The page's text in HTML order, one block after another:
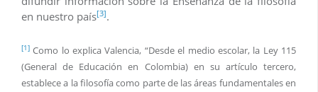
en nuestro país[3].
[1] Como lo explica Valencia, “Desde el medio escolar, la Ley 115
(General de Educación en Colombia) en su artículo tercero,
establece a la filosofía como parte de las áreas fundamentales en